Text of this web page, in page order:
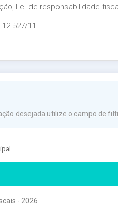
Lei de responsabilidade
11
desejada utilize o campo de
- 2026